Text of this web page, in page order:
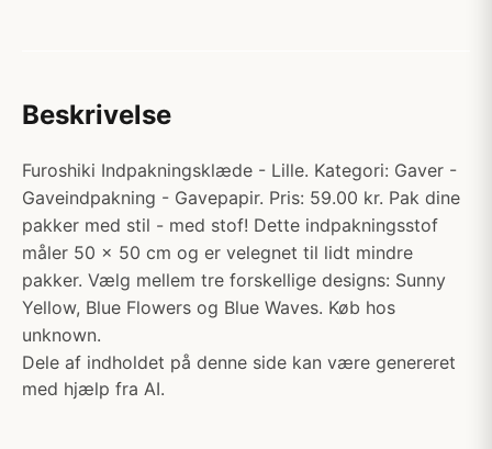
Beskrivelse
Furoshiki Indpakningsklæde - Lille. Kategori: Gaver -
Gaveindpakning - Gavepapir. Pris: 59.00 kr. Pak dine
pakker med stil - med stof! Dette indpakningsstof
måler 50 x 50 cm og er velegnet til lidt mindre
pakker. Vælg mellem tre forskellige designs: Sunny
Yellow, Blue Flowers og Blue Waves. Køb hos
unknown.
Dele af indholdet på denne side kan være genereret
med hjælp fra AI.